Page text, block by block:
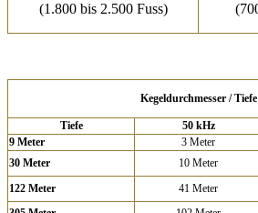
(1.800 bis 2.500 Fuss)
Kegeldurchmesser / Tiefe
Tiefe 50 kHz
9 Meter
3 Meter
30 Meter
10 Meter
122 Meter
41 Meter